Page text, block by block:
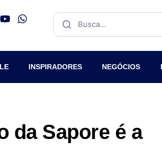
INSPIRADORES NEGÓCIOS
da Sapore é a